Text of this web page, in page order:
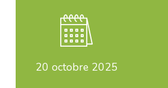
20 octobre 2025